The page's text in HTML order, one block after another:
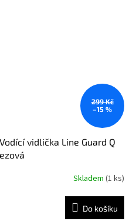
299 Kč
–15 %
vidlička Line Guard Q
Skladem (1 ks)
Do košíku